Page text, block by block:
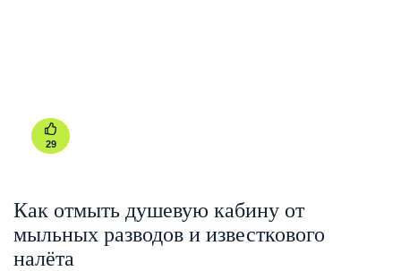
29
Как отмыть душевую кабину от
мыльных разводов и известкового
налёта